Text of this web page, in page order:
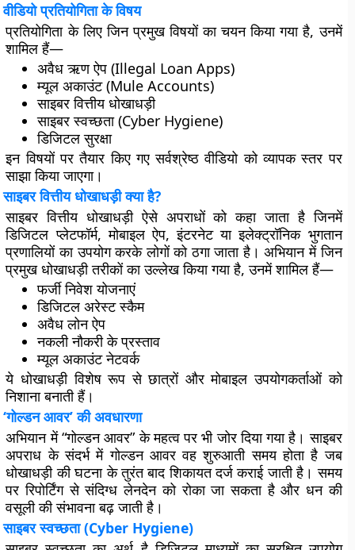
वीडियो प्रतियोगिता के विषय
प्रतियोगिता के लिए जिन प्रमुख विषयों का चयन किया गया है, उनमें
शामिल हैं—
अवैध ऋण ऐप (Illegal Loan Apps)
म्यूल अकाउंट (Mule Accounts)
साइबर वित्तीय धोखाधड़ी
साइबर स्वच्छता (Cyber Hygiene)
डिजिटल सुरक्षा
इन विषयों पर तैयार किए गए सर्वश्रेष्ठ वीडियो को व्यापक स्तर पर
साझा किया जाएगा।
साइबर वित्तीय धोखाधड़ी क्या है?
साइबर वित्तीय धोखाधड़ी ऐसे अपराधों को कहा जाता है जिनमें
डिजिटल प्लेटफॉर्म, मोबाइल ऐप, इंटरनेट या इलेक्ट्रॉनिक भुगतान
प्रणालियों का उपयोग करके लोगों को ठगा जाता है। अभियान में जिन
प्रमुख धोखाधड़ी तरीकों का उल्लेख किया गया है, उनमें शामिल हैं—
फर्जी निवेश योजनाएं
डिजिटल अरेस्ट स्कैम
अवैध लोन ऐप
नकली नौकरी के प्रस्ताव
म्यूल अकाउंट नेटवर्क
ये धोखाधड़ी विशेष रूप से छात्रों और मोबाइल उपयोगकर्ताओं को
निशाना बनाती हैं।
‘गोल्डन आवर’ की अवधारणा
अभियान में“गोल्डन आवर”के महत्व पर भी जोर दिया गया है। साइबर
अपराध के संदर्भ में गोल्डन आवर वह शुरुआती समय होता है जब
धोखाधड़ी की घटना के तुरंत बाद शिकायत दर्ज कराई जाती है। समय
पर रिपोर्टिंग से संदिग्ध लेनदेन को रोका जा सकता है और धन की
वसूली की संभावना बढ़ जाती है।
साइबर स्वच्छता (Cyber Hygiene)